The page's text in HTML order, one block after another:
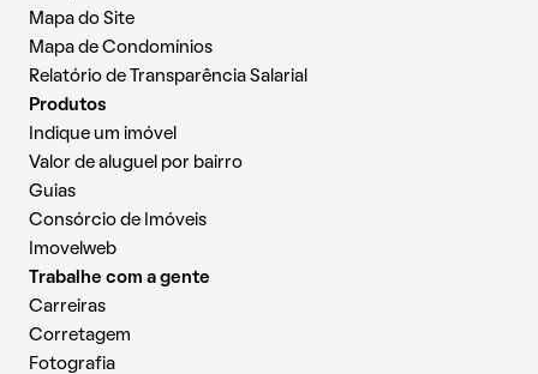
Mapa do Site
Mapa de Condomínios
Relatório de Transparência Salarial
Produtos
Indique um imóvel
Valor de aluguel por bairro
Guias
Consórcio de Imóveis
Imovelweb
Trabalhe com a gente
Carreiras
Corretagem
Fotografia